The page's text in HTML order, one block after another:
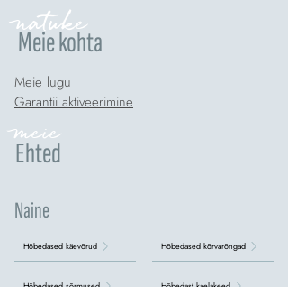
Meie kohta
natuke
Meie lugu
Garantii aktiveerimine
meie
Ehted
Naine
Hõbedased käevõrud Hõbedased kõrvarõngad